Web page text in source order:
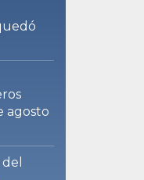
agosto